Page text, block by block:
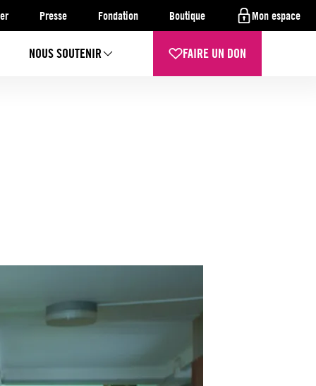
Presse Fondation Boutique Mon espace
NOUS SOUTENIR FAIRE UN DON